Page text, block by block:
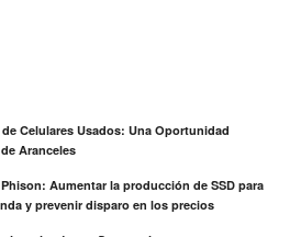
Celulares Usados: Una Oportunidad
Aranceles
Aumentar la producción de SSD para
y prevenir disparo en los precios